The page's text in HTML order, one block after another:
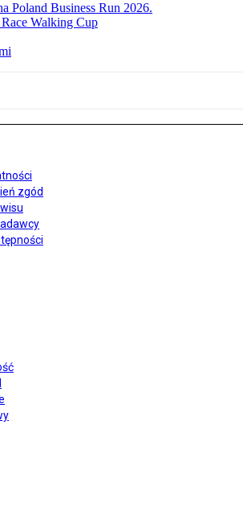
Poland Business Run 2026.
Walking Cup
zgód